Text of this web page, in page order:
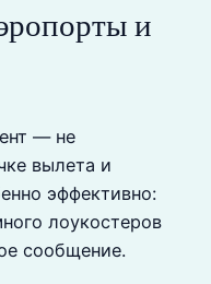
и
— не
вылета и
эффективно:
лоукостеров
сообщение.